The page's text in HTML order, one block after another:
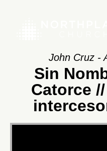
John Cruz -
Sin
Catorce